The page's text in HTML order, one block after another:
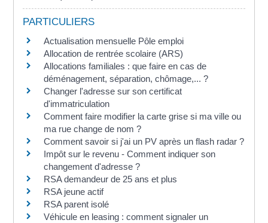
PARTICULIERS
Actualisation mensuelle Pôle emploi
Allocation de rentrée scolaire (ARS)
Allocations familiales : que faire en cas de
déménagement, séparation, chômage,... ?
Changer l'adresse sur son certificat
d'immatriculation
Comment faire modifier la carte grise si ma ville ou
ma rue change de nom ?
Comment savoir si j'ai un PV après un flash radar ?
Impôt sur le revenu - Comment indiquer son
changement d'adresse ?
RSA demandeur de 25 ans et plus
RSA jeune actif
RSA parent isolé
Véhicule en leasing : comment signaler un